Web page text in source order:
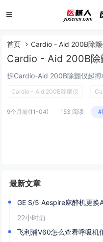
首页 Cardio - Aid 200B除颤
Cardio - Aid 200B除
Cardio - Aid 200B除颤仪
9个月前(11-04) 153 阅读 #
最新文章
GE S/5 Aespire麻醉机更换
22小时前
飞利浦V60怎么查看呼吸机